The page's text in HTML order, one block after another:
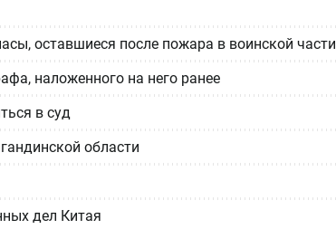
оставшиеся после пожара в воинской части
наложенного на него ранее
в суд
области
дел Китая